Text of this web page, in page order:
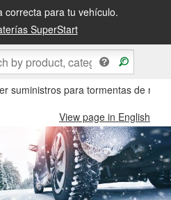
correcta para tu vehículo.
SuperStart
suministros para tormentas de
View page in English